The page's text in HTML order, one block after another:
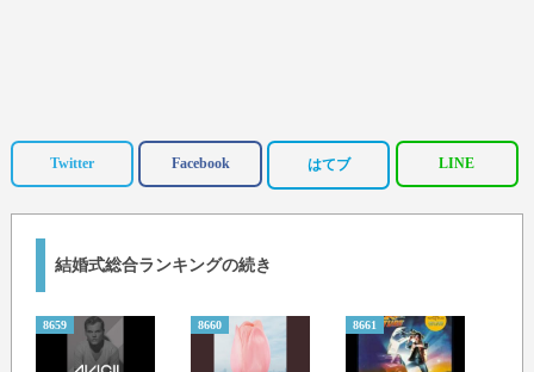
Twitter Facebook はてブ LINE
結婚式総合ランキングの続き
8659 8660 8661